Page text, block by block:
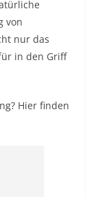
von
nur das
in den Griff
Hier finden